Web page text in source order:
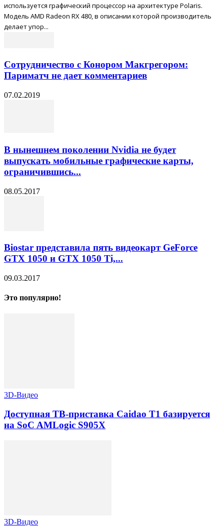
используется графический процессор на архитектуре Polaris.
Модель AMD Radeon RX 480, в описании которой производитель
делает упор...
Сотрудничество с Конором Макгрегором:
Париматч не дает комментариев
07.02.2019
В нынешнем поколении Nvidia не будет
выпускать мобильные графические карты,
ограничившись...
08.05.2017
Biostar представила пять видеокарт GeForce
GTX 1050 и GTX 1050 Ti,...
09.03.2017
Это популярно!
3D-Видео
Доступная ТВ-приставка Caidao T1 базируется
на SoC AMLogic S905X
3D-Видео